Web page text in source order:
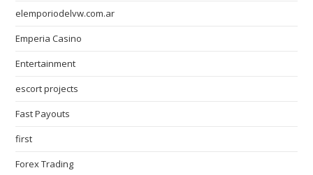
elemporiodelvw.com.ar
Emperia Casino
Entertainment
escort projects
Fast Payouts
first
Forex Trading